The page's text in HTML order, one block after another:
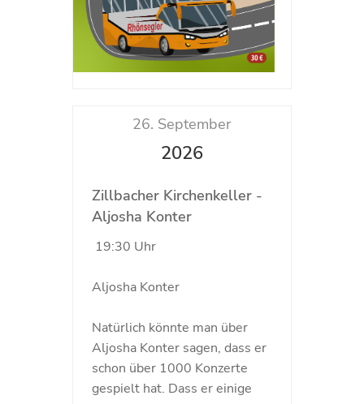
26. September
2026
Zillbacher Kirchenkeller -
Aljosha Konter
19:30 Uhr
Aljosha Konter
Natürlich könnte man über
Aljosha Konter sagen, dass er
schon über 1000 Konzerte
gespielt hat. Dass er einige